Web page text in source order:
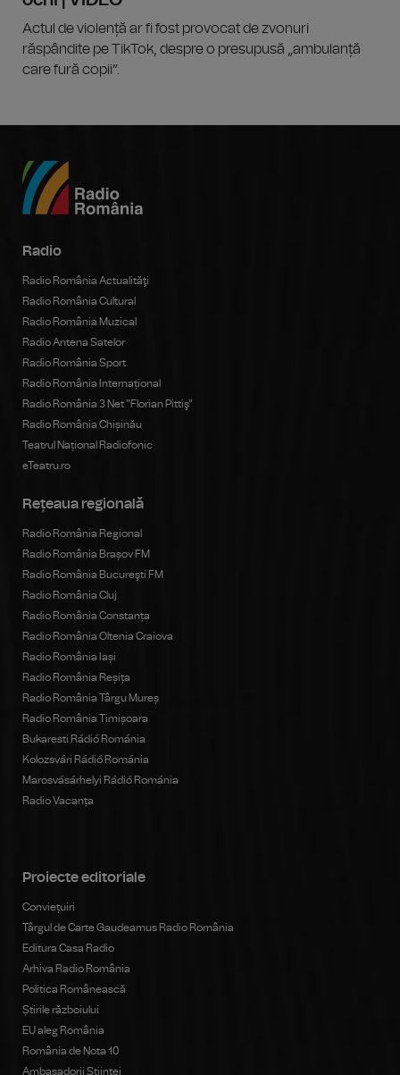
Actul de violență ar fi fost provocat de zvonuri
răspândite pe TikTok, despre o presupusă „ambulanță
care fură copii”.
Radio
Radio România Actualităţi
Radio România Cultural
Radio România Muzical
Radio Antena Satelor
Radio România Sport
Radio România Internațional
Radio România 3 Net "Florian Pittiş"
Radio România Chișinău
Teatrul Național Radiofonic
eTeatru.ro
Rețeaua regională
Radio România Regional
Radio România Brașov FM
Radio România Bucureşti FM
Radio România Cluj
Radio România Constanța
Radio România Oltenia Craiova
Radio România Iași
Radio România Reșița
Radio România Târgu Mureș
Radio România Timișoara
Bukaresti Rádió Románia
Kolozsvári Rádió Románia
Marosvásárhelyi Rádió Románia
Radio Vacanța
Proiecte editoriale
Conviețuiri
Târgul de Carte Gaudeamus Radio România
Editura Casa Radio
Arhiva Radio România
Politica Românească
Știrile războiului
EU aleg România
România de Nota 10
Ambasadorii Științei